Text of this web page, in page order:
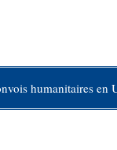
humanitaires en